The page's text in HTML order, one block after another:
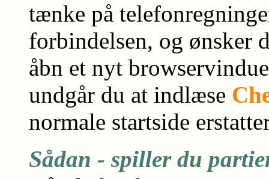
tænke på
forbindelsen, og ønsker
åbn et nyt
undgår du at indlæse
normale startside
Sådan - spiller du